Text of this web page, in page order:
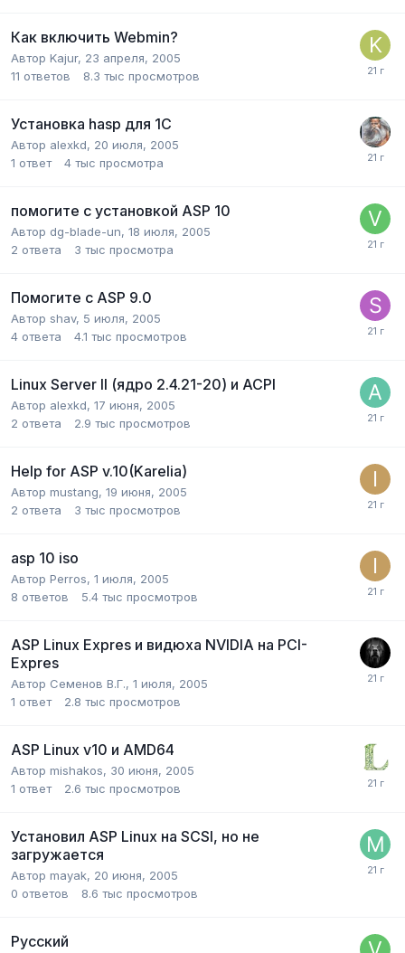
Как включить Webmin?
Автор Kajur, 23 апреля, 2005
11 ответов 8.3 тыс просмотров
Установка hasp для 1С
Автор alexkd, 20 июля, 2005
1 ответ 4 тыс просмотра
помогите с установкой ASP 10
Автор dg-blade-un, 18 июля, 2005
2 ответа 3 тыс просмотра
Помогите с ASP 9.0
Автор shav, 5 июля, 2005
4 ответа 4.1 тыс просмотров
Linux Server II (ядро 2.4.21-20) и ACPI
Автор alexkd, 17 июня, 2005
2 ответа 2.9 тыс просмотров
Help for ASP v.10(Karelia)
Автор mustang, 19 июня, 2005
2 ответа 3 тыс просмотров
asp 10 iso
Автор Perros, 1 июля, 2005
8 ответов 5.4 тыс просмотров
ASP Linux Expres и видюха NVIDIA на PCI-
Expres
Автор Семенов В.Г., 1 июля, 2005
1 ответ 2.8 тыс просмотров
ASP Linux v10 и AMD64
Автор mishakos, 30 июня, 2005
1 ответ 2.6 тыс просмотров
Установил ASP Linux на SCSI, но не
загружается
Автор mayak, 20 июня, 2005
0 ответов 8.6 тыс просмотров
Русский